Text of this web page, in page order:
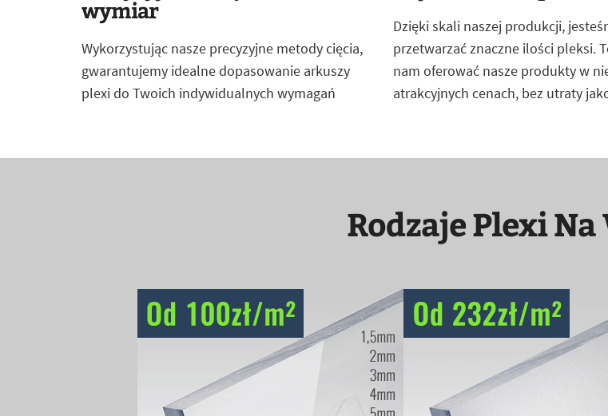
wymiar
Wykorzystując nasze precyzyjne metody cięcia,
gwarantujemy idealne dopasowanie arkuszy
plexi do Twoich indywidualnych wymagań
Dzięki skali naszej produkcji,
przetwarzać znaczne ilości pleksi.
nam oferować nasze produkty w
atrakcyjnych cenach, bez utraty
Rodzaje Plexi